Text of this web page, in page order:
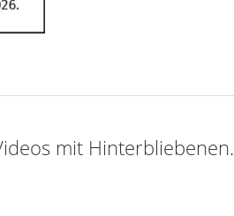
mit Hinterbliebenen.